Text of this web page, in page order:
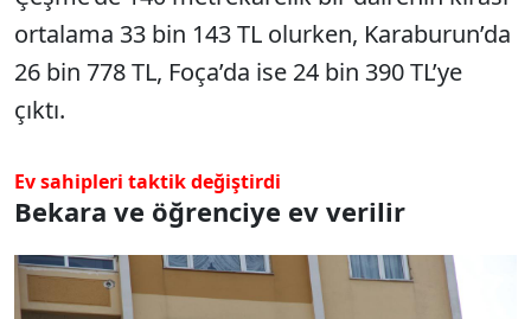
ortalama 33 bin 143 TL olurken, Karaburun’da
26 bin 778 TL, Foça’da ise 24 bin 390 TL’ye
çıktı.
Ev sahipleri taktik değiştirdi
Bekara ve öğrenciye ev verilir